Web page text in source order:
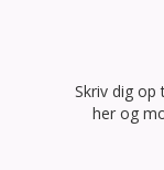
Skriv dig op
her og